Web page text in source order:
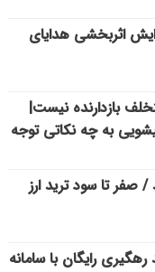
اثربخشی هدایای
بازدارنده نیست|
به چه نکاتی توجه
تا سود ترید ارز
رایگان با سامانه